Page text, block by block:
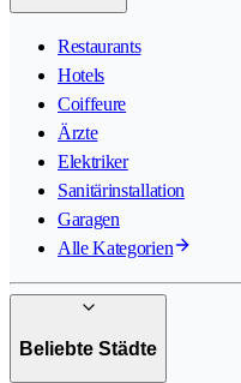
Restaurants
Hotels
Coiffeure
Ärzte
Elektriker
Sanitärinstallation
Garagen
Alle Kategorien
Beliebte Städte